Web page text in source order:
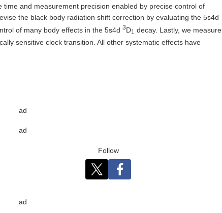
and measurement precision enabled by precise control of
the black body radiation shift correction by evaluating the 5s4d
of many body effects in the 5s4d 3D1
decay. Lastly, we measure
sensitive clock transition. All other systematic effects have
ad
ad
Follow
ad